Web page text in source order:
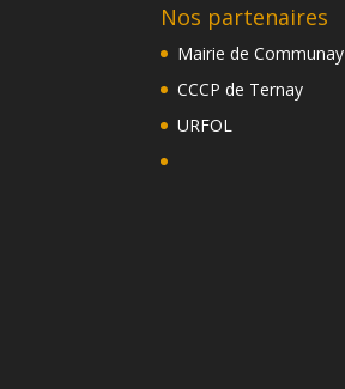
Nos partenaires
Mairie de Communay
CCCP de Ternay
URFOL